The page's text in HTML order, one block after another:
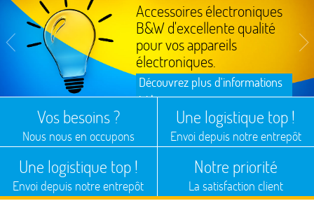
Accessoires électroniques
B&W d'excellente qualité
pour vos appareils
électroniques.
Découvrez plus d'informations
ici !
Vos besoins ?
Nous nous en occupons
Une logistique top !
Envoi depuis notre entrepôt
Une logistique top !
Envoi depuis notre entrepôt
Notre priorité
La satisfaction client